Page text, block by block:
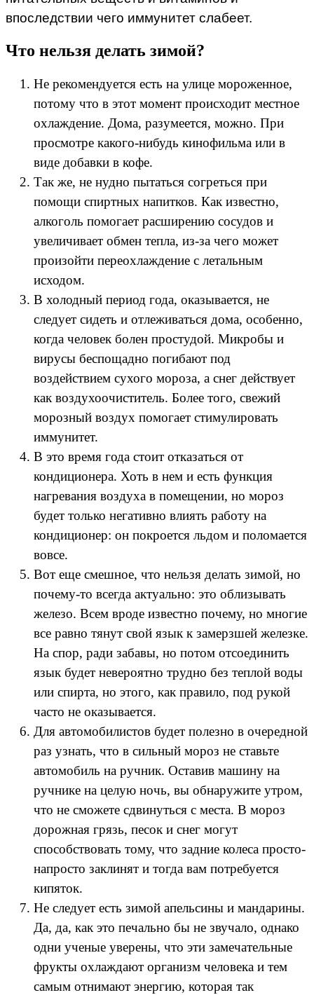
впоследствии чего иммунитет слабеет.
Что нельзя делать зимой?
Не рекомендуется есть на улице мороженное,
потому что в этот момент происходит местное
охлаждение. Дома, разумеется, можно. При
просмотре какого-нибудь кинофильма или в
виде добавки в кофе.
Так же, не нудно пытаться согреться при
помощи спиртных напитков. Как известно,
алкоголь помогает расширению сосудов и
увеличивает обмен тепла, из-за чего может
произойти переохлаждение с летальным
исходом.
В холодный период года, оказывается, не
следует сидеть и отлеживаться дома, особенно,
когда человек болен простудой. Микробы и
вирусы беспощадно погибают под
воздействием сухого мороза, а снег действует
как воздухоочиститель. Более того, свежий
морозный воздух помогает стимулировать
иммунитет.
В это время года стоит отказаться от
кондиционера. Хоть в нем и есть функция
нагревания воздуха в помещении, но мороз
будет только негативно влиять работу на
кондиционер: он покроется льдом и поломается
вовсе.
Вот еще смешное, что нельзя делать зимой, но
почему-то всегда актуально: это облизывать
железо. Всем вроде известно почему, но многие
все равно тянут свой язык к замерзшей железке.
На спор, ради забавы, но потом отсоединить
язык будет невероятно трудно без теплой воды
или спирта, но этого, как правило, под рукой
часто не оказывается.
Для автомобилистов будет полезно в очередной
раз узнать, что в сильный мороз не ставьте
автомобиль на ручник. Оставив машину на
ручнике на целую ночь, вы обнаружите утром,
что не сможете сдвинуться с места. В мороз
дорожная грязь, песок и снег могут
способствовать тому, что задние колеса просто-
напросто заклинят и тогда вам потребуется
кипяток.
Не следует есть зимой апельсины и мандарины.
Да, да, как это печально бы не звучало, однако
одни ученые уверены, что эти замечательные
фрукты охлаждают организм человека и тем
самым отнимают энергию, которая так